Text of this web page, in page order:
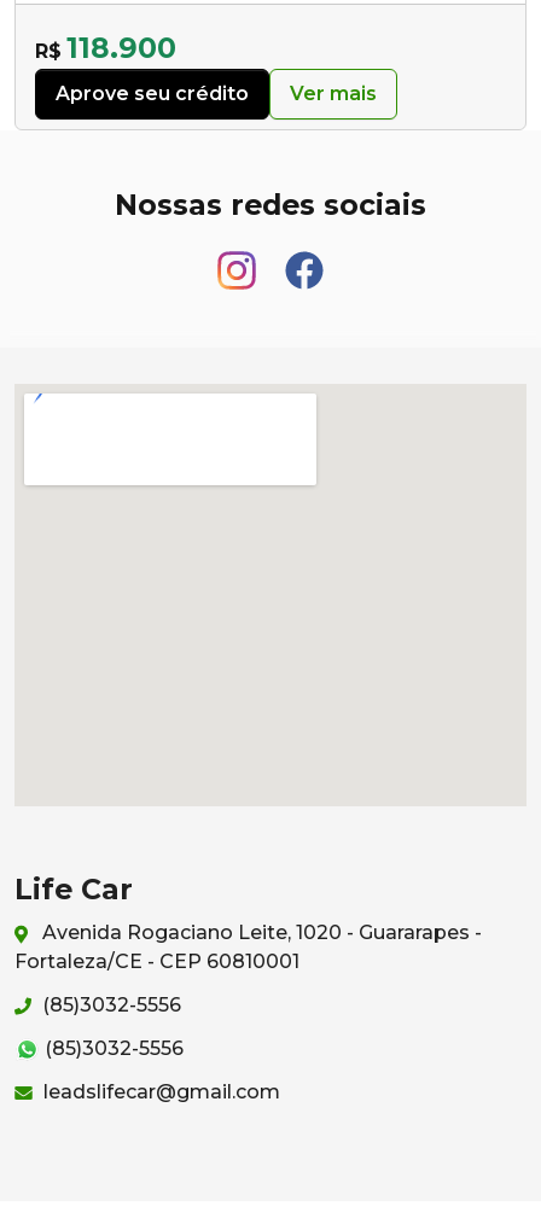
R$ 118.900
Aprove seu crédito Ver mais
Nossas redes sociais
Life Car
Avenida Rogaciano Leite, 1020 - Guararapes -
Fortaleza/CE - CEP 60810001
(85)3032-5556
(85)3032-5556
leadslifecar@gmail.com